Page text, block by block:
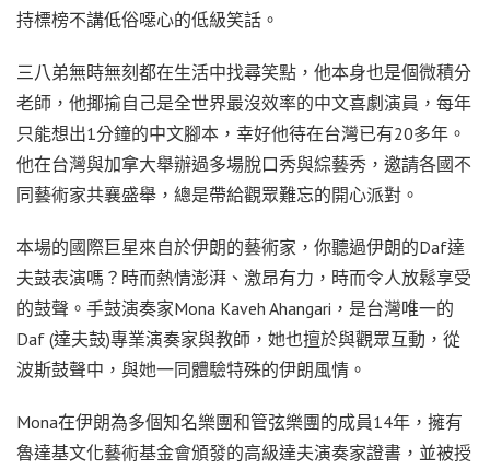
持標榜不講低俗噁心的低級笑話。
三八弟無時無刻都在生活中找尋笑點，他本身也是個微積分
老師，他揶揄自己是全世界最沒效率的中文喜劇演員，每年
只能想出1分鐘的中文腳本，幸好他待在台灣已有20多年。
他在台灣與加拿大舉辦過多場脫口秀與綜藝秀，邀請各國不
同藝術家共襄盛舉，總是帶給觀眾難忘的開心派對。
本場的國際巨星來自於伊朗的藝術家，你聽過伊朗的Daf達
夫鼓表演嗎？時而熱情澎湃、激昂有力，時而令人放鬆享受
的鼓聲。手鼓演奏家Mona Kaveh Ahangari，是台灣唯一的
Daf (達夫鼓)專業演奏家與教師，她也擅於與觀眾互動，從
波斯鼓聲中，與她一同體驗特殊的伊朗風情。
Mona在伊朗為多個知名樂團和管弦樂團的成員14年，擁有
魯達基文化藝術基金會頒發的高級達夫演奏家證書，並被授